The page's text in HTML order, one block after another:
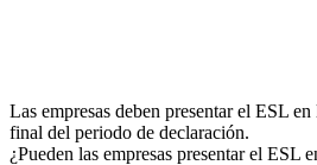
Las empresas deben presentar el ESL
final del periodo de declaración.
¿Pueden las empresas presentar el ESL